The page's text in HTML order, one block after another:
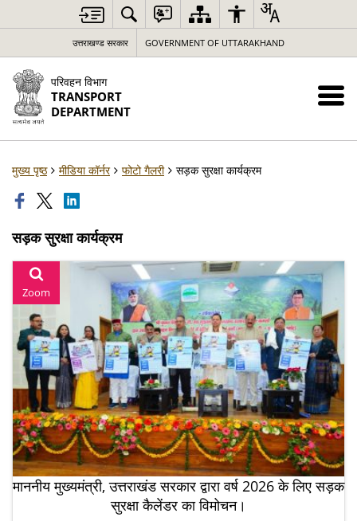
उत्तराखण्ड सरकार GOVERNMENT OF UTTARAKHAND
परिवहन विभाग
TRANSPORT
DEPARTMENT
मुख्य पृष्ठ मीडिया कॉर्नर फोटो गैलरी सड़क सुरक्षा कार्यक्रम
सड़क सुरक्षा कार्यक्रम
Zoom
माननीय मुख्यमंत्री, उत्तराखंड सरकार द्वारा वर्ष 2026 के लिए सड़क
सुरक्षा कैलेंडर का विमोचन।